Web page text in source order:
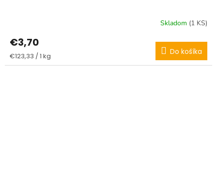
Skladom (1 KS)
€3,70
Jednotková
cena:
€123,33 / 1 kg Do košíka